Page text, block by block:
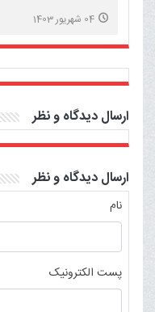
04 شهریور 1403
ارسال دیدگاه و نظر
ارسال دیدگاه و نظر
نام
پست الکترونیک